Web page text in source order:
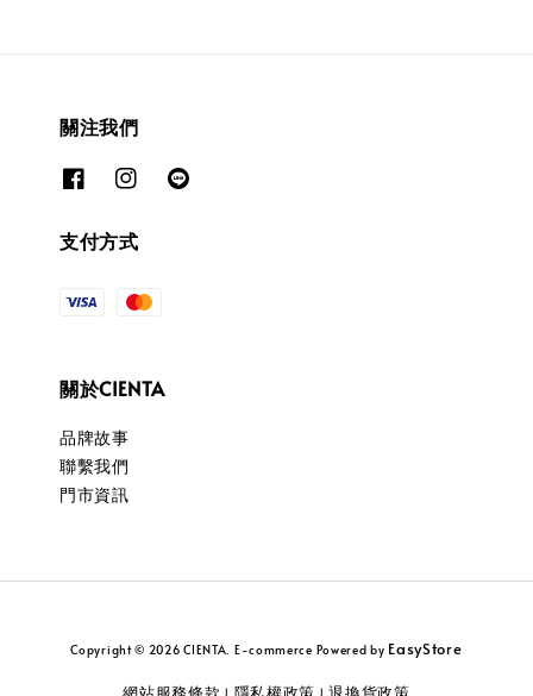
關注我們
支付方式
關於CIENTA
品牌故事
聯繫我們
門市資訊
Copyright © 2026 CIENTA. E-commerce Powered by EasyStore